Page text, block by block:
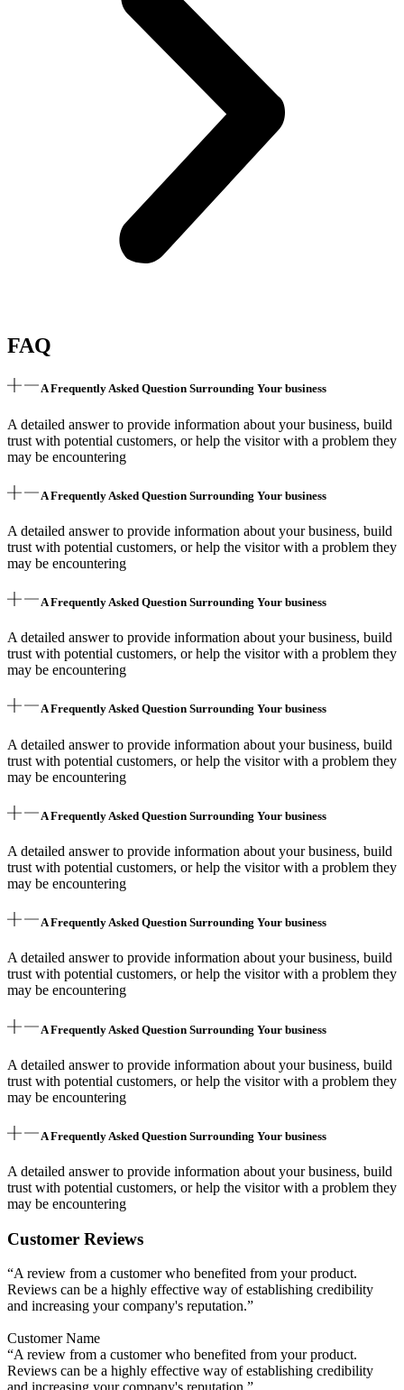
FAQ
A Frequently Asked Question Surrounding Your business
A detailed answer to provide information about your business, build
trust with potential customers, or help the visitor with a problem they
may be encountering
A Frequently Asked Question Surrounding Your business
A detailed answer to provide information about your business, build
trust with potential customers, or help the visitor with a problem they
may be encountering
A Frequently Asked Question Surrounding Your business
A detailed answer to provide information about your business, build
trust with potential customers, or help the visitor with a problem they
may be encountering
A Frequently Asked Question Surrounding Your business
A detailed answer to provide information about your business, build
trust with potential customers, or help the visitor with a problem they
may be encountering
A Frequently Asked Question Surrounding Your business
A detailed answer to provide information about your business, build
trust with potential customers, or help the visitor with a problem they
may be encountering
A Frequently Asked Question Surrounding Your business
A detailed answer to provide information about your business, build
trust with potential customers, or help the visitor with a problem they
may be encountering
A Frequently Asked Question Surrounding Your business
A detailed answer to provide information about your business, build
trust with potential customers, or help the visitor with a problem they
may be encountering
A Frequently Asked Question Surrounding Your business
A detailed answer to provide information about your business, build
trust with potential customers, or help the visitor with a problem they
may be encountering
Customer Reviews
“A review from a customer who benefited from your product.
Reviews can be a highly effective way of establishing credibility
and increasing your company's reputation.”
Customer Name
“A review from a customer who benefited from your product.
Reviews can be a highly effective way of establishing credibility